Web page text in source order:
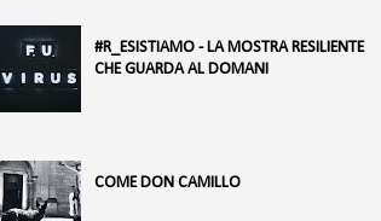
#R_ESISTIAMO - LA MOSTRA RESILIENTE
CHE GUARDA AL DOMANI
COME DON CAMILLO